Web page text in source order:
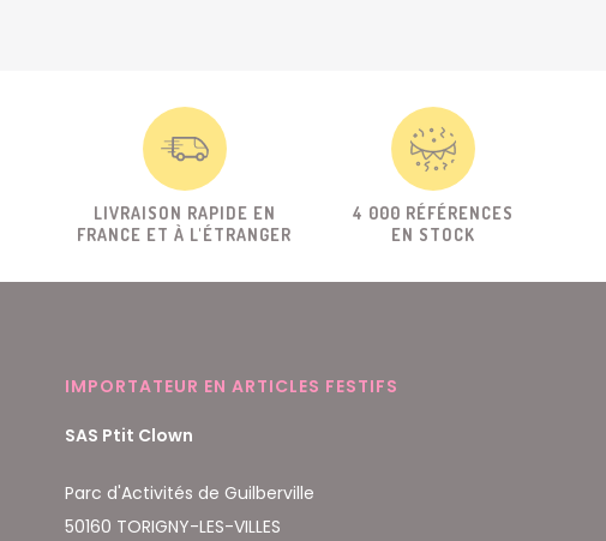
LIVRAISON RAPIDE EN
FRANCE ET À L'ÉTRANGER
4 000 RÉFÉRENCES
EN STOCK
IMPORTATEUR EN ARTICLES FESTIFS
SAS Ptit Clown
Parc d'Activités de Guilberville
50160 TORIGNY-LES-VILLES